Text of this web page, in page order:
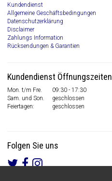
Kundendienst
Allgemeine Geschäftsbedingungen
Datenschutzerklärung
Disclaimer
Zahlungs Information
Rücksendungen & Garantien
Kundendienst Öffnungszeiten
Mon. t/m Fre.
09:30 - 17:30
Sam. und Son.
geschlossen
Feiertagen:
geschlossen
Folgen Sie uns